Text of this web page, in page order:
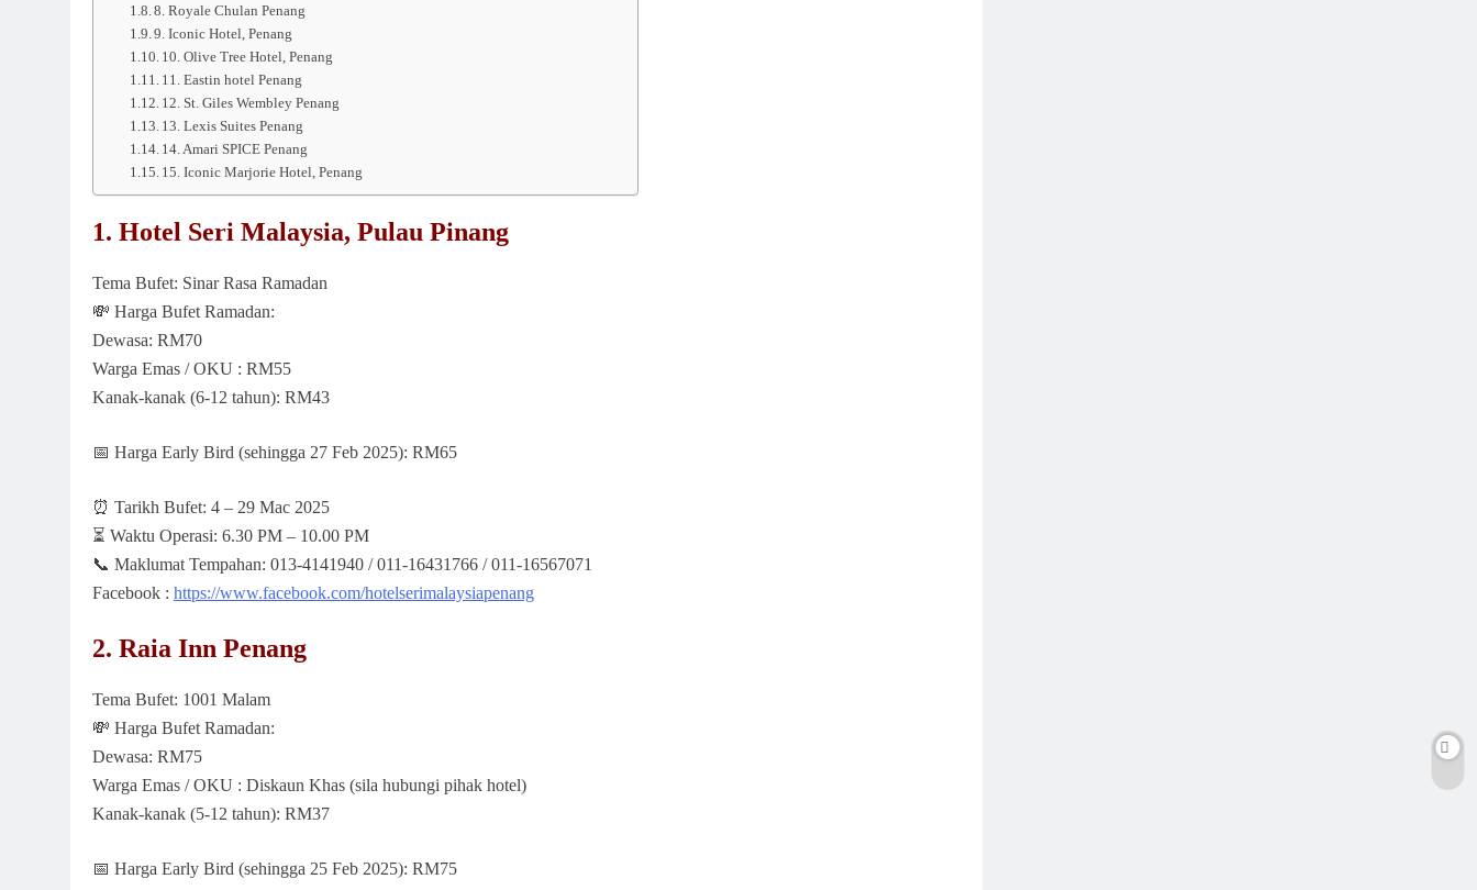
8. Royale Chulan Penang
9. Iconic Hotel, Penang
10. Olive Tree Hotel, Penang
11. Eastin hotel Penang
12. St. Giles Wembley Penang
13. Lexis Suites Penang
14. Amari SPICE Penang
15. Iconic Marjorie Hotel, Penang
1. Hotel Seri Malaysia, Pulau Pinang
Tema Bufet: Sinar Rasa Ramadan
💸 Harga Bufet Ramadan:
Dewasa: RM70
Warga Emas / OKU : RM55
Kanak-kanak (6-12 tahun): RM43
📅 Harga Early Bird (sehingga 27 Feb 2025): RM65
⏰ Tarikh Bufet: 4 – 29 Mac 2025
⏳ Waktu Operasi: 6.30 PM – 10.00 PM
📞 Maklumat Tempahan: 013-4141940 / 011-16431766 / 011-16567071
Facebook : https://www.facebook.com/hotelserimalaysiapenang
2. Raia Inn Penang
Tema Bufet: 1001 Malam
💸 Harga Bufet Ramadan:
Dewasa: RM75
Warga Emas / OKU : Diskaun Khas (sila hubungi pihak hotel)
Kanak-kanak (5-12 tahun): RM37
📅 Harga Early Bird (sehingga 25 Feb 2025): RM75